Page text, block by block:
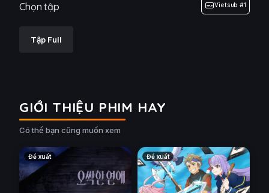
Chọn tập Vietsub #1
Tập Full
GIỚI THIỆU PHIM HAY
Có thể bạn cũng muốn xem
Đề xuất Đề xuất